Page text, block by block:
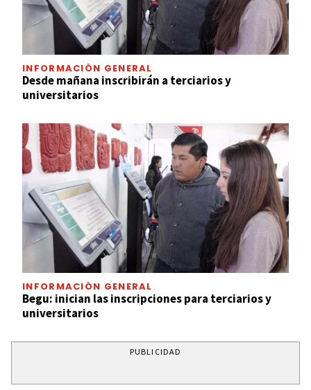
INFORMACIÓN GENERAL
Desde mañana inscribirán a terciarios y
universitarios
INFORMACIÓN GENERAL
Begu: inician las inscripciones para terciarios y
universitarios
PUBLICIDAD